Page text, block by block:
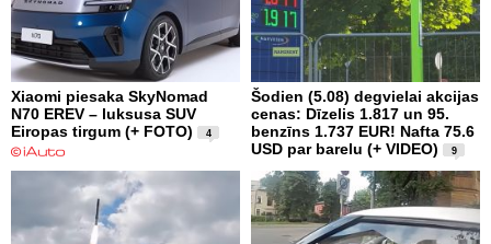
Xiaomi piesaka SkyNomad
N70 EREV – luksusa SUV
Eiropas tirgum (+ FOTO)
4
Šodien (5.08) degvielai akcijas
cenas: Dīzelis 1.817 un 95.
benzīns 1.737 EUR! Nafta 75.6
USD par barelu (+ VIDEO)
9